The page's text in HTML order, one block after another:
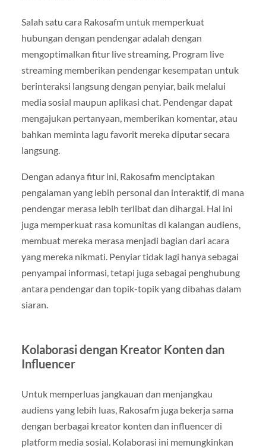
Salah satu cara Rakosafm untuk memperkuat
hubungan dengan pendengar adalah dengan
mengoptimalkan fitur live streaming. Program live
streaming memberikan pendengar kesempatan untuk
berinteraksi langsung dengan penyiar, baik melalui
media sosial maupun aplikasi chat. Pendengar dapat
mengajukan pertanyaan, memberikan komentar, atau
bahkan meminta lagu favorit mereka diputar secara
langsung.
Dengan adanya fitur ini, Rakosafm menciptakan
pengalaman yang lebih personal dan interaktif, di mana
pendengar merasa lebih terlibat dan dihargai. Hal ini
juga memperkuat rasa komunitas di kalangan audiens,
membuat mereka merasa menjadi bagian dari acara
yang mereka nikmati. Penyiar tidak lagi hanya sebagai
penyampai informasi, tetapi juga sebagai penghubung
antara pendengar dan topik-topik yang dibahas dalam
siaran.
Kolaborasi dengan Kreator Konten dan
Influencer
Untuk memperluas jangkauan dan menjangkau
audiens yang lebih luas, Rakosafm juga bekerja sama
dengan berbagai kreator konten dan influencer di
platform media sosial. Kolaborasi ini memungkinkan